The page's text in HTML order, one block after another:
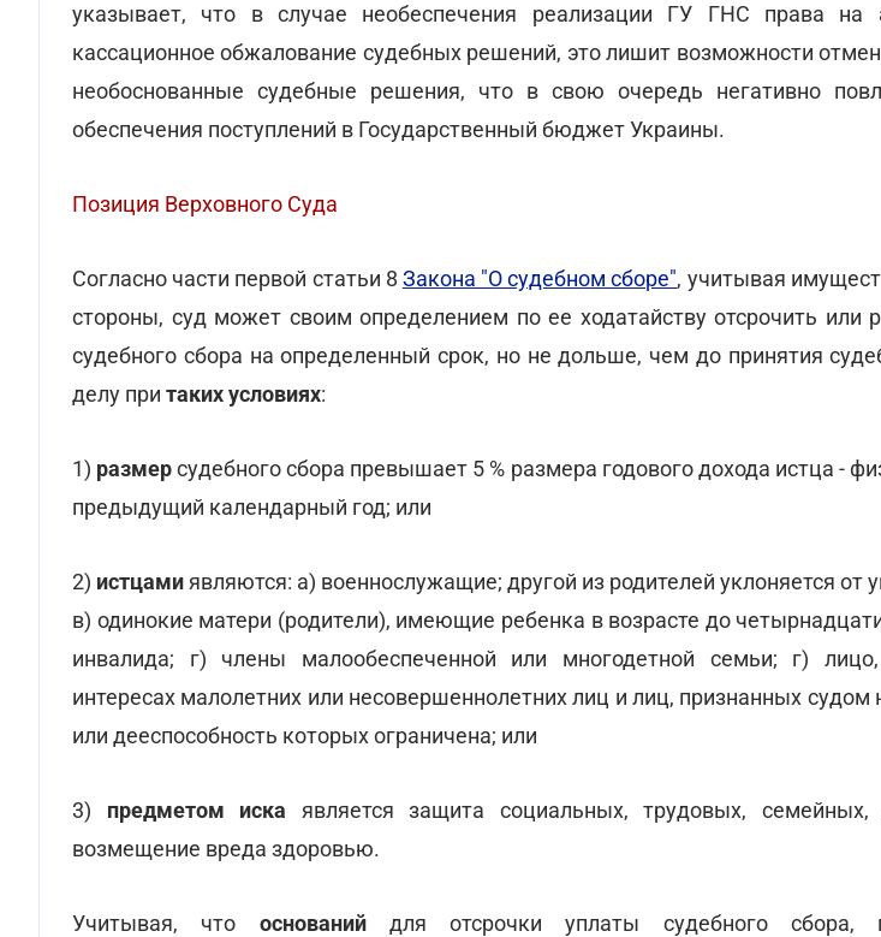
указывает, что в случае необеспечения реализации ГУ ГНС права на
кассационное обжалование судебных решений, это лишит возможности
необоснованные судебные решения, что в свою очередь негативно
обеспечения поступлений в Государственный бюджет Украины.
Позиция Верховного Суда
Согласно части первой статьи 8 Закона "О судебном сборе", учитывая
стороны, суд может своим определением по ее ходатайству отсрочить или
судебного сбора на определенный срок, но не дольше, чем до принятия
делу при таких условиях:
1) размерсудебного сбора превышает 5 % размера годового дохода истца -
предыдущий календарный год; или
2) истцами являются: а) военнослужащие; другой из родителей уклоняется от
в) одинокие матери (родители), имеющие ребенка в возрасте до
инвалида; г) члены малообеспеченной или многодетной семьи; г)
интересах малолетних или несовершеннолетних лиц и лиц, признанных
или дееспособность которых ограничена; или
3) предметом иска является защита социальных, трудовых,
возмещение вреда здоровью.
Учитывая, что основанийдля отсрочки уплаты судебного сбора,